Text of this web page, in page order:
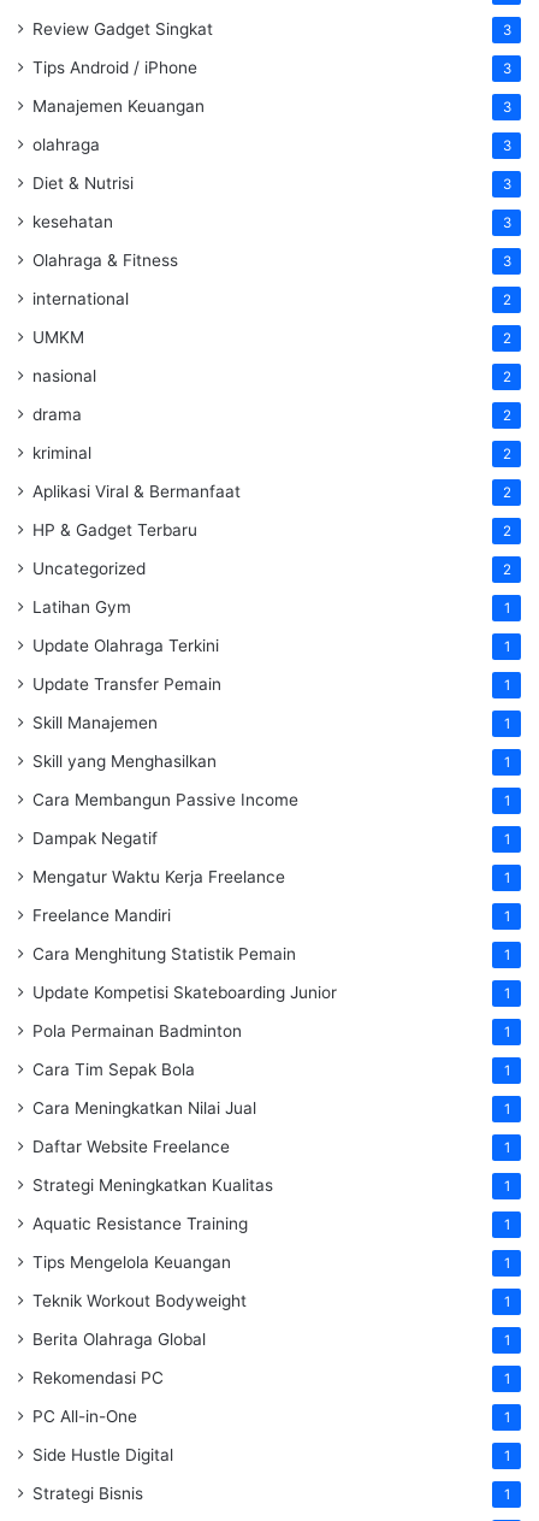
Review Gadget Singkat 3
Tips Android / iPhone 3
Manajemen Keuangan 3
olahraga 3
Diet & Nutrisi 3
kesehatan 3
Olahraga & Fitness 3
international 2
UMKM 2
nasional 2
drama 2
kriminal 2
Aplikasi Viral & Bermanfaat 2
HP & Gadget Terbaru 2
Uncategorized 2
Latihan Gym 1
Update Olahraga Terkini 1
Update Transfer Pemain 1
Skill Manajemen 1
Skill yang Menghasilkan 1
Cara Membangun Passive Income 1
Dampak Negatif 1
Mengatur Waktu Kerja Freelance 1
Freelance Mandiri 1
Cara Menghitung Statistik Pemain 1
Update Kompetisi Skateboarding Junior 1
Pola Permainan Badminton 1
Cara Tim Sepak Bola 1
Cara Meningkatkan Nilai Jual 1
Daftar Website Freelance 1
Strategi Meningkatkan Kualitas 1
Aquatic Resistance Training 1
Tips Mengelola Keuangan 1
Teknik Workout Bodyweight 1
Berita Olahraga Global 1
Rekomendasi PC 1
PC All-in-One 1
Side Hustle Digital 1
Strategi Bisnis 1